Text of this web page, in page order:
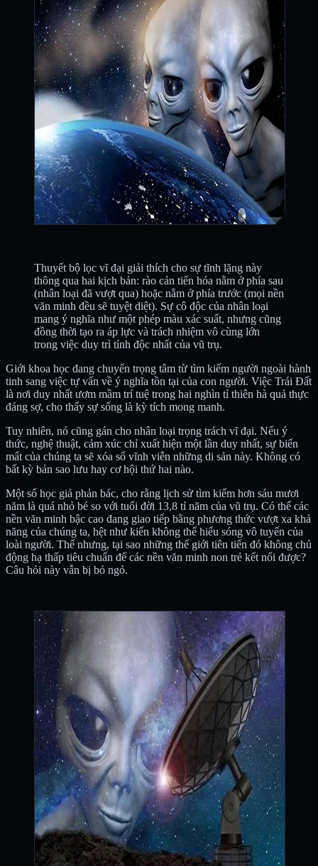
Thuyết bộ lọc vĩ đại giải thích cho sự tĩnh lặng này
thông qua hai kịch bản: rào cản tiến hóa nằm ở phía sau
(nhân loại đã vượt qua) hoặc nằm ở phía trước (mọi nền
văn minh đều sẽ tuyệt diệt). Sự cô độc của nhân loại
mang ý nghĩa như một phép màu xác suất, nhưng cũng
đồng thời tạo ra áp lực và trách nhiệm vô cùng lớn
trong việc duy trì tính độc nhất của vũ trụ.
Giới khoa học đang chuyển trọng tâm từ tìm kiếm người ngoài hành
tinh sang việc tự vấn về ý nghĩa tồn tại của con người. Việc Trái Đất
là nơi duy nhất ươm mầm trí tuệ trong hai nghìn tỉ thiên hà quả thực
đáng sợ, cho thấy sự sống là kỳ tích mong manh.
Tuy nhiên, nó cũng gán cho nhân loại trọng trách vĩ đại. Nếu ý
thức, nghệ thuật, cảm xúc chỉ xuất hiện một lần duy nhất, sự biến
mất của chúng ta sẽ xóa sổ vĩnh viễn những di sản này. Không có
bất kỳ bản sao lưu hay cơ hội thứ hai nào.
Một số học giả phản bác, cho rằng lịch sử tìm kiếm hơn sáu mươi
năm là quá nhỏ bé so với tuổi đời 13,8 tỉ năm của vũ trụ. Có thể các
nền văn minh bậc cao đang giao tiếp bằng phương thức vượt xa khả
năng của chúng ta, hệt như kiến không thể hiểu sóng vô tuyến của
loài người. Thế nhưng, tại sao những thế giới tiên tiến đó không chủ
động hạ thấp tiêu chuẩn để các nền văn minh non trẻ kết nối được?
Câu hỏi này vẫn bị bỏ ngỏ.